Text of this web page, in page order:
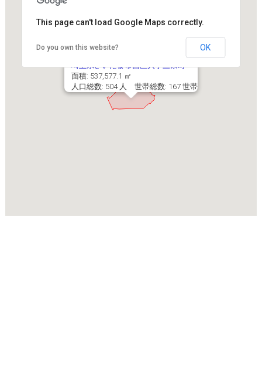
埼玉県さいたま市西区大字三条町
面積: 537,577.1 ㎡
人口総数: 504 人 世帯総数: 167 世帯
This page can't load Google Maps correctly.
Do you own this website? OK